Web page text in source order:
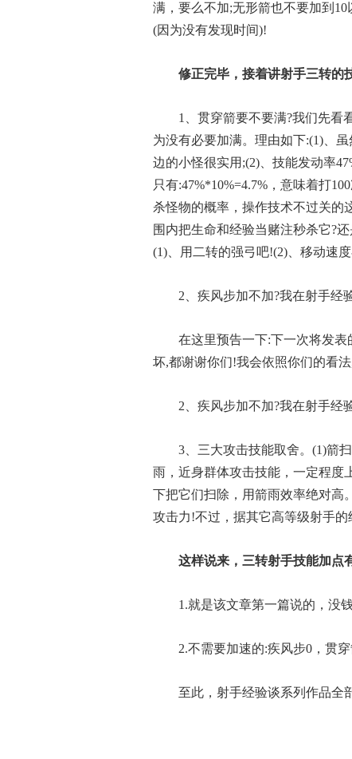
满，要么不加;无形箭也不要加到
(因为没有发现时间)!
修正完毕，接着讲射手三转的
1、贯穿箭要不要满?我们先看
为没有必要加满。理由如下:(1)、
边的小怪很实用;(2)、技能发动率
只有:47%*10%=4.7%，意味着打
杀怪物的概率，操作技术不过关的
围内把生命和经验当赌注秒杀它?
(1)、用二转的强弓吧!(2)、移动速
2、疾风步加不加?我在射手经
在这里预告一下:下一次将发
坏,都谢谢你们!我会依照你们的看
2、疾风步加不加?我在射手经
3、三大攻击技能取舍。(1)箭
雨，近身群体攻击技能，一定程度
下把它们扫除，用箭雨效率绝对高
攻击力!不过，据其它高等级射手
这样说来，三转射手技能加点
1.就是该文章第一篇说的，没
2.不需要加速的:疾风步0，贯
至此，射手经验谈系列作品全